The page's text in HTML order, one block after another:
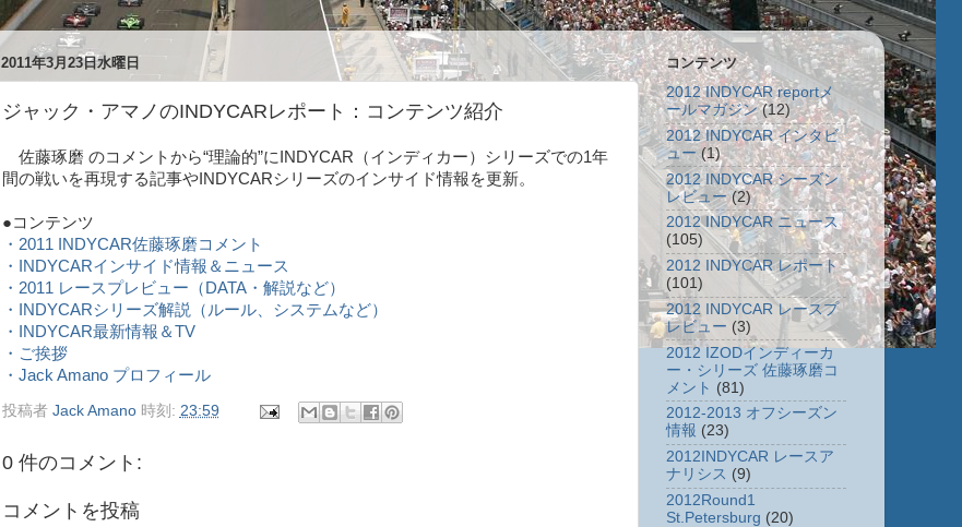
2011年3月23日水曜日
ジャック・アマノのINDYCARレポート：コンテンツ紹介
佐藤琢磨 のコメントから“理論的”にINDYCAR（インディカー）シリーズでの1年
間の戦いを再現する記事やINDYCARシリーズのインサイド情報を更新。
●コンテンツ
・2011 INDYCAR佐藤琢磨コメント
・INDYCARインサイド情報＆ニュース
・2011 レースプレビュー（DATA・解説など）
・INDYCARシリーズ解説（ルール、システムなど）
・INDYCAR最新情報＆TV
・ご挨拶
・Jack Amano プロフィール
投稿者 Jack Amano 時刻: 23:59
0 件のコメント:
コメントを投稿
コンテンツ
2012 INDYCAR reportメ
ールマガジン (12)
2012 INDYCAR インタビ
ュー (1)
2012 INDYCAR シーズン
レビュー (2)
2012 INDYCAR ニュース
(105)
2012 INDYCAR レポート
(101)
2012 INDYCAR レースプ
レビュー (3)
2012 IZODインディーカ
ー・シリーズ 佐藤琢磨コ
メント (81)
2012-2013 オフシーズン
情報 (23)
2012INDYCAR レースア
ナリシス (9)
2012Round1
St.Petersburg (20)